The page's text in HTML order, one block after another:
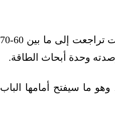
وخلال عام 2023، استوردت سوريا نحو 80 ألف برميل يوميًا، إلّا أن الواردات تراجعت إلى ما بين 60-70
وحدة أبحاث الطاقة.
ما سيفتح أمامها الباب